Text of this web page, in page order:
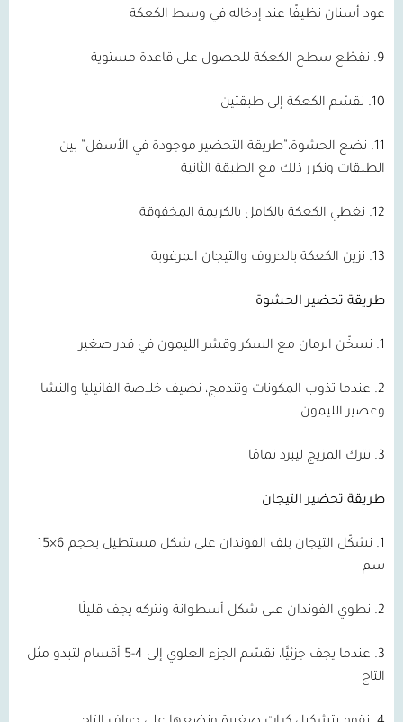
عود أسنان نظيفًا عند إدخاله في وسط الكعكة
9. نقطّع سطح الكعكة للحصول على قاعدة مستوية
10. نقسّم الكعكة إلى طبقتين
11. نضع الحشوة،”طريقة التحضير موجودة في الأسفل” بين
الطبقات ونكرر ذلك مع الطبقة الثانية
12. نغطي الكعكة بالكامل بالكريمة المخفوقة
13. نزين الكعكة بالحروف والتيجان المرغوبة
طريقة تحضير الحشوة
1. نسخّن الرمان مع السكر وقشر الليمون في قدر صغير
2. عندما تذوب المكونات وتندمج، نضيف خلاصة الفانيليا والنشا
وعصير الليمون
3. نترك المزيج ليبرد تمامًا
طريقة تحضير التيجان
1. نشكّل التيجان بلف الفوندان على شكل مستطيل بحجم 6×15
سم
2. نطوي الفوندان على شكل أسطوانة ونتركه يجف قليلًا
3. عندما يجف جزئيًّا، نقسّم الجزء العلوي إلى 4-5 أقسام لتبدو مثل
التاج